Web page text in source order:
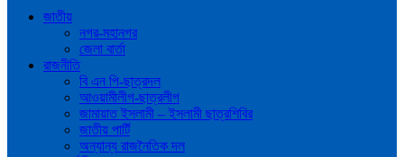
জাতীয়
নগর-মহানগর
জেলা বার্তা
রাজনীতি
বি এন পি-ছাত্রদল
আওয়ামীলীগ-ছাত্রলীগ
জামায়াত ইসলামী – ইসলামী ছাত্রশিবির
জাতীয় পার্টি
অন্যান্য রাজনৈতিক দল